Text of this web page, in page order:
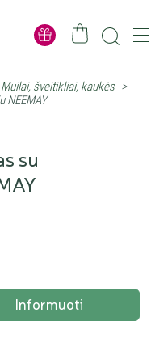
Muilai, šveitikliai, kaukės >
NEEMAY
su
Informuoti